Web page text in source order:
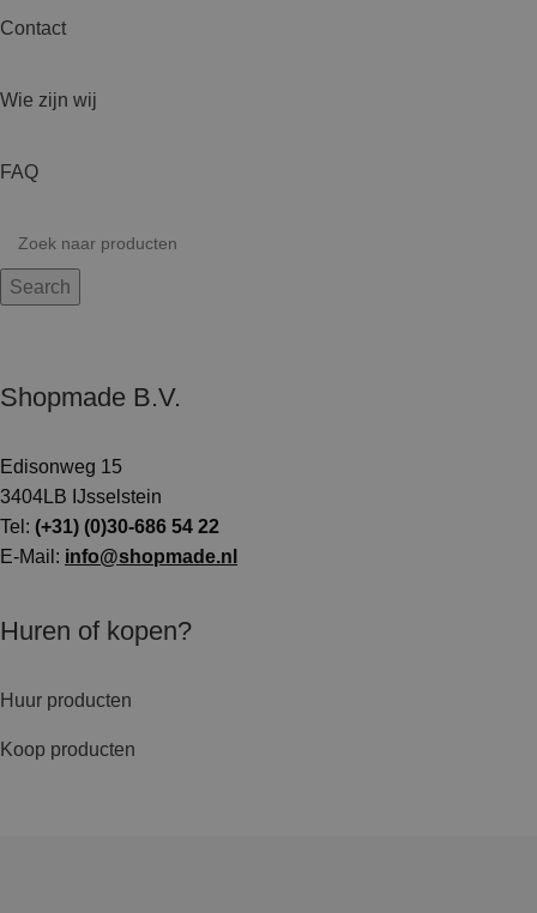
Contact
Wie zijn wij
FAQ
Search
Shopmade B.V.
Edisonweg 15
3404LB IJsselstein
Tel: (+31) (0)30-686 54 22
E-Mail: info@shopmade.nl
Huren of kopen?
Huur producten
Koop producten